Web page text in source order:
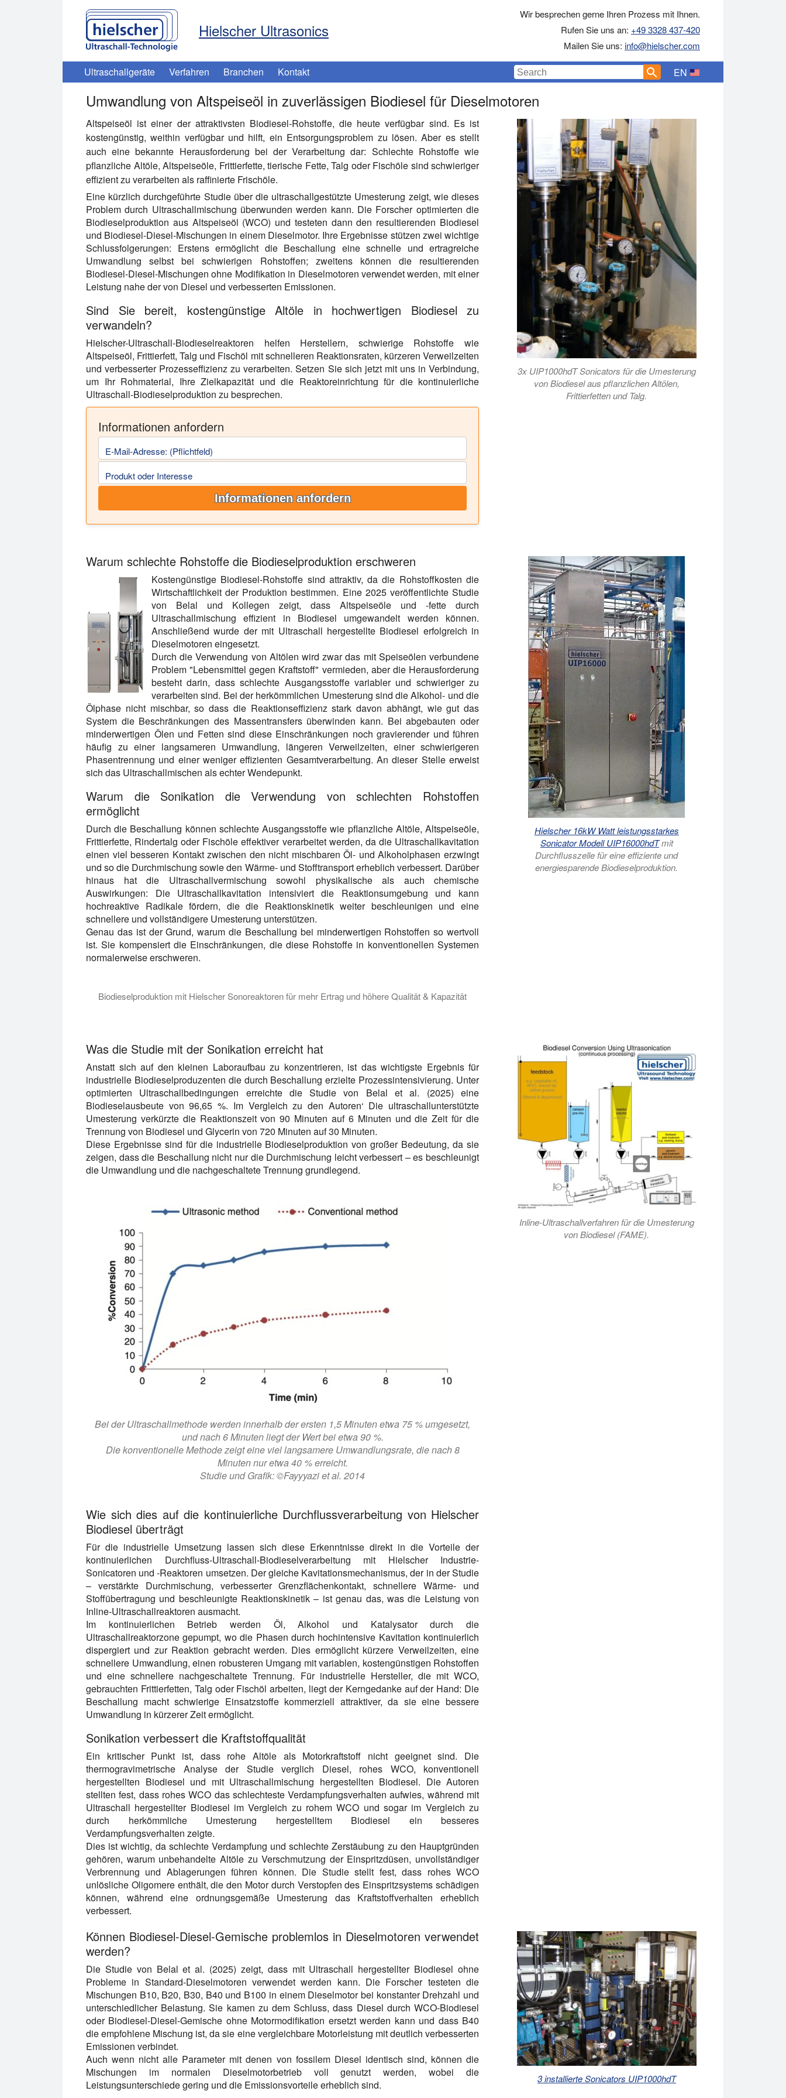
Hielscher Ultrasonics
Wir besprechen gerne Ihren Prozess mit Ihnen.
Rufen Sie uns an: +49 3328 437-420
Mailen Sie uns: info@hielscher.com
Ultraschallgeräte Verfahren Branchen Kontakt EN
Umwandlung von Altspeiseöl in zuverlässigen Biodiesel für Dieselmotoren
Altspeiseöl ist einer der attraktivsten Biodiesel-Rohstoffe, die heute verfügbar sind. Es ist
kostengünstig, weithin verfügbar und hilft, ein Entsorgungsproblem zu lösen. Aber es stellt
auch eine bekannte Herausforderung bei der Verarbeitung dar: Schlechte Rohstoffe wie
pflanzliche Altöle, Altspeiseöle, Frittierfette, tierische Fette, Talg oder Fischöle sind schwieriger
effizient zu verarbeiten als raffinierte Frischöle.
Eine kürzlich durchgeführte Studie über die ultraschallgestützte Umesterung zeigt, wie dieses
Problem durch Ultraschallmischung überwunden werden kann. Die Forscher optimierten die
Biodieselproduktion aus Altspeiseöl (WCO) und testeten dann den resultierenden Biodiesel
und Biodiesel-Diesel-Mischungen in einem Dieselmotor. Ihre Ergebnisse stützen zwei wichtige
Schlussfolgerungen: Erstens ermöglicht die Beschallung eine schnelle und ertragreiche
Umwandlung selbst bei schwierigen Rohstoffen; zweitens können die resultierenden
Biodiesel-Diesel-Mischungen ohne Modifikation in Dieselmotoren verwendet werden, mit einer
Leistung nahe der von Diesel und verbesserten Emissionen.
Sind Sie bereit, kostengünstige Altöle in hochwertigen Biodiesel zu
verwandeln?
Hielscher-Ultraschall-Biodieselreaktoren helfen Herstellern, schwierige Rohstoffe wie
Altspeiseöl, Frittierfett, Talg und Fischöl mit schnelleren Reaktionsraten, kürzeren Verweilzeiten
und verbesserter Prozesseffizienz zu verarbeiten. Setzen Sie sich jetzt mit uns in Verbindung,
um Ihr Rohmaterial, Ihre Zielkapazität und die Reaktoreinrichtung für die kontinuierliche
Ultraschall-Biodieselproduktion zu besprechen.
Informationen anfordern
E-Mail-Adresse: (Pflichtfeld)
Produkt oder Interesse
Informationen anfordern
3x UIP1000hdT Sonicators für die Umesterung
von Biodiesel aus pflanzlichen Altölen,
Frittierfetten und Talg.
Warum schlechte Rohstoffe die Biodieselproduktion erschweren
Kostengünstige Biodiesel-Rohstoffe sind attraktiv, da die Rohstoffkosten die
Wirtschaftlichkeit der Produktion bestimmen. Eine 2025 veröffentlichte Studie
von Belal und Kollegen zeigt, dass Altspeiseöle und -fette durch
Ultraschallmischung effizient in Biodiesel umgewandelt werden können.
Anschließend wurde der mit Ultraschall hergestellte Biodiesel erfolgreich in
Dieselmotoren eingesetzt.
Durch die Verwendung von Altölen wird zwar das mit Speiseölen verbundene
Problem "Lebensmittel gegen Kraftstoff" vermieden, aber die Herausforderung
besteht darin, dass schlechte Ausgangsstoffe variabler und schwieriger zu
verarbeiten sind. Bei der herkömmlichen Umesterung sind die Alkohol- und die
Ölphase nicht mischbar, so dass die Reaktionseffizienz stark davon abhängt, wie gut das
System die Beschränkungen des Massentransfers überwinden kann. Bei abgebauten oder
minderwertigen Ölen und Fetten sind diese Einschränkungen noch gravierender und führen
häufig zu einer langsameren Umwandlung, längeren Verweilzeiten, einer schwierigeren
Phasentrennung und einer weniger effizienten Gesamtverarbeitung. An dieser Stelle erweist
sich das Ultraschallmischen als echter Wendepunkt.
Warum die Sonikation die Verwendung von schlechten Rohstoffen
ermöglicht
Durch die Beschallung können schlechte Ausgangsstoffe wie pflanzliche Altöle, Altspeiseöle,
Frittierfette, Rindertalg oder Fischöle effektiver verarbeitet werden, da die Ultraschallkavitation
einen viel besseren Kontakt zwischen den nicht mischbaren Öl- und Alkoholphasen erzwingt
und so die Durchmischung sowie den Wärme- und Stofftransport erheblich verbessert. Darüber
hinaus hat die Ultraschallvermischung sowohl physikalische als auch chemische
Auswirkungen: Die Ultraschallkavitation intensiviert die Reaktionsumgebung und kann
hochreaktive Radikale fördern, die die Reaktionskinetik weiter beschleunigen und eine
schnellere und vollständigere Umesterung unterstützen.
Genau das ist der Grund, warum die Beschallung bei minderwertigen Rohstoffen so wertvoll
ist. Sie kompensiert die Einschränkungen, die diese Rohstoffe in konventionellen Systemen
normalerweise erschweren.
Biodieselproduktion mit Hielscher Sonoreaktoren für mehr Ertrag und höhere Qualität & Kapazität
Hielscher 16kW Watt leistungsstarkes
Sonicator Modell UIP16000hdTmit
Durchflusszelle für eine effiziente und
energiesparende Biodieselproduktion.
Was die Studie mit der Sonikation erreicht hat
Anstatt sich auf den kleinen Laboraufbau zu konzentrieren, ist das wichtigste Ergebnis für
industrielle Biodieselproduzenten die durch Beschallung erzielte Prozessintensivierung. Unter
optimierten Ultraschallbedingungen erreichte die Studie von Belal et al. (2025) eine
Biodieselausbeute von 96,65 %. Im Vergleich zu den Autoren‘ Die ultraschallunterstützte
Umesterung verkürzte die Reaktionszeit von 90 Minuten auf 6 Minuten und die Zeit für die
Trennung von Biodiesel und Glycerin von 720 Minuten auf 30 Minuten.
Diese Ergebnisse sind für die industrielle Biodieselproduktion von großer Bedeutung, da sie
zeigen, dass die Beschallung nicht nur die Durchmischung leicht verbessert – es beschleunigt
die Umwandlung und die nachgeschaltete Trennung grundlegend.
Bei der Ultraschallmethode werden innerhalb der ersten 1,5 Minuten etwa 75 % umgesetzt,
und nach 6 Minuten liegt der Wert bei etwa 90 %.
Die konventionelle Methode zeigt eine viel langsamere Umwandlungsrate, die nach 8
Minuten nur etwa 40 % erreicht.
Studie und Grafik: ©Fayyyazi et al. 2014
Wie sich dies auf die kontinuierliche Durchflussverarbeitung von Hielscher
Biodiesel überträgt
Für die industrielle Umsetzung lassen sich diese Erkenntnisse direkt in die Vorteile der
kontinuierlichen Durchfluss-Ultraschall-Biodieselverarbeitung mit Hielscher Industrie-
Sonicatoren und -Reaktoren umsetzen. Der gleiche Kavitationsmechanismus, der in der Studie
– verstärkte Durchmischung, verbesserter Grenzflächenkontakt, schnellere Wärme- und
Stoffübertragung und beschleunigte Reaktionskinetik – ist genau das, was die Leistung von
Inline-Ultraschallreaktoren ausmacht.
Im kontinuierlichen Betrieb werden Öl, Alkohol und Katalysator durch die
Ultraschallreaktorzone gepumpt, wo die Phasen durch hochintensive Kavitation kontinuierlich
dispergiert und zur Reaktion gebracht werden. Dies ermöglicht kürzere Verweilzeiten, eine
schnellere Umwandlung, einen robusteren Umgang mit variablen, kostengünstigen Rohstoffen
und eine schnellere nachgeschaltete Trennung. Für industrielle Hersteller, die mit WCO,
gebrauchten Frittierfetten, Talg oder Fischöl arbeiten, liegt der Kerngedanke auf der Hand: Die
Beschallung macht schwierige Einsatzstoffe kommerziell attraktiver, da sie eine bessere
Umwandlung in kürzerer Zeit ermöglicht.
Sonikation verbessert die Kraftstoffqualität
Ein kritischer Punkt ist, dass rohe Altöle als Motorkraftstoff nicht geeignet sind. Die
thermogravimetrische Analyse der Studie verglich Diesel, rohes WCO, konventionell
hergestellten Biodiesel und mit Ultraschallmischung hergestellten Biodiesel. Die Autoren
stellten fest, dass rohes WCO das schlechteste Verdampfungsverhalten aufwies, während mit
Ultraschall hergestellter Biodiesel im Vergleich zu rohem WCO und sogar im Vergleich zu
durch herkömmliche Umesterung hergestelltem Biodiesel ein besseres
Verdampfungsverhalten zeigte.
Dies ist wichtig, da schlechte Verdampfung und schlechte Zerstäubung zu den Hauptgründen
gehören, warum unbehandelte Altöle zu Verschmutzung der Einspritzdüsen, unvollständiger
Verbrennung und Ablagerungen führen können. Die Studie stellt fest, dass rohes WCO
unlösliche Oligomere enthält, die den Motor durch Verstopfen des Einspritzsystems schädigen
können, während eine ordnungsgemäße Umesterung das Kraftstoffverhalten erheblich
verbessert.
Inline-Ultraschallverfahren für die Umesterung
von Biodiesel (FAME).
Können Biodiesel-Diesel-Gemische problemlos in Dieselmotoren verwendet
werden?
Die Studie von Belal et al. (2025) zeigt, dass mit Ultraschall hergestellter Biodiesel ohne
Probleme in Standard-Dieselmotoren verwendet werden kann. Die Forscher testeten die
Mischungen B10, B20, B30, B40 und B100 in einem Dieselmotor bei konstanter Drehzahl und
unterschiedlicher Belastung. Sie kamen zu dem Schluss, dass Diesel durch WCO-Biodiesel
oder Biodiesel-Diesel-Gemische ohne Motormodifikation ersetzt werden kann und dass B40
die empfohlene Mischung ist, da sie eine vergleichbare Motorleistung mit deutlich verbesserten
Emissionen verbindet.
Auch wenn nicht alle Parameter mit denen von fossilem Diesel identisch sind, können die
Mischungen im normalen Dieselmotorbetrieb voll genutzt werden, wobei die
Leistungsunterschiede gering und die Emissionsvorteile erheblich sind.
3 installierte Sonicators UIP1000hdT